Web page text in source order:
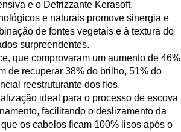
e o Defrizzante Kerasoft.
e naturais promove sinergia e
de fontes vegetais e à textura do
surpreendentes.
que comprovaram um aumento de 46%
de recuperar 38% do brilho, 51% do
reestruturante dos fios.
ideal para o processo de escova
facilitando o deslizamento da
os cabelos ficam 100% lisos após o